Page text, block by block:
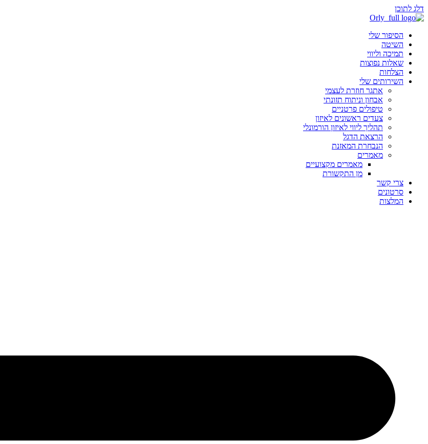
דלג לתוכן
הסיפור שלי
השיטה
תמיכה וליווי
שאלות נפוצות
הצלחות
השירותים שלי
אתגר חוזרת לעצמי
אבחון וניתוח תזונתי
טיפולים פרטניים
צעדים ראשונים לאיזון
תהליך ליווי לאיזון הורמונלי
הרצאת הדגל
הנבחרת המאזנת
מאמרים
מאמרים מקצועיים
מן התקשורת
צרי קשר
סרטונים
המלצות